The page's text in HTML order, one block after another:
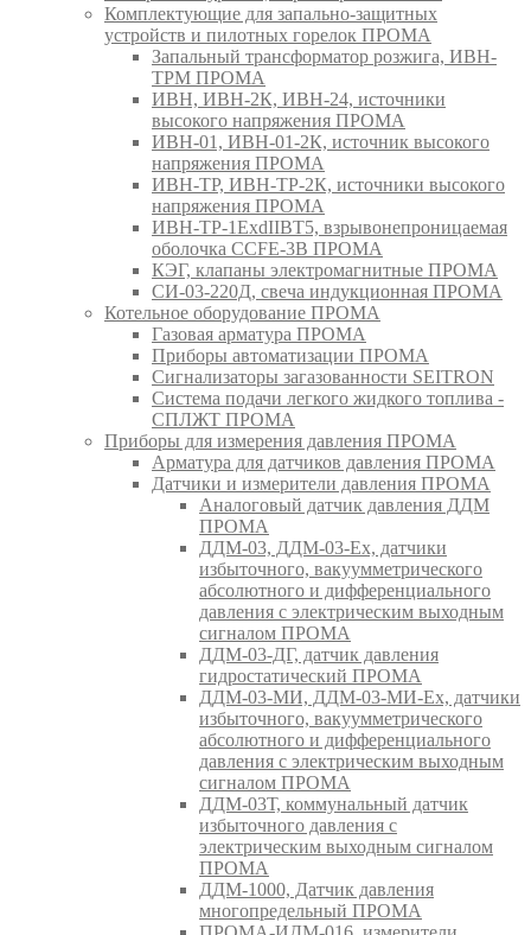
Комплектующие для запально-защитных
устройств и пилотных горелок ПРОМА
Запальный трансформатор розжига, ИВН-
ТРМ ПРОМА
ИВН, ИВН-2К, ИВН-24, источники
высокого напряжения ПРОМА
ИВН-01, ИВН-01-2К, источник высокого
напряжения ПРОМА
ИВН-ТР, ИВН-ТР-2К, источники высокого
напряжения ПРОМА
ИВН-ТР-1ExdIIBT5, взрывонепроницаемая
оболочка CCFE-3B ПРОМА
КЭГ, клапаны электромагнитные ПРОМА
СИ-03-220Д, свеча индукционная ПРОМА
Котельное оборудование ПРОМА
Газовая арматура ПРОМА
Приборы автоматизации ПРОМА
Сигнализаторы загазованности SEITRON
Система подачи легкого жидкого топлива -
СПЛЖТ ПРОМА
Приборы для измерения давления ПРОМА
Арматура для датчиков давления ПРОМА
Датчики и измерители давления ПРОМА
Аналоговый датчик давления ДДМ
ПРОМА
ДДМ-03, ДДМ-03-Ех, датчики
избыточного, вакуумметрического
абсолютного и дифференциального
давления с электрическим выходным
сигналом ПРОМА
ДДМ-03-ДГ, датчик давления
гидростатический ПРОМА
ДДМ-03-МИ, ДДМ-03-МИ-Ех, датчики
избыточного, вакуумметрического
абсолютного и дифференциального
давления с электрическим выходным
сигналом ПРОМА
ДДМ-03Т, коммунальный датчик
избыточного давления с
электрическим выходным сигналом
ПРОМА
ДДМ-1000, Датчик давления
многопредельный ПРОМА